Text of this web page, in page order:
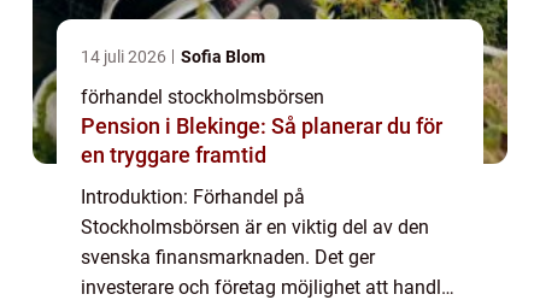
14 juli 2026 Sofia Blom
förhandel stockholmsbörsen
Pension i Blekinge: Så planerar du för
en tryggare framtid
Introduktion: Förhandel på
Stockholmsbörsen är en viktig del av den
svenska finansmarknaden. Det ger
investerare och företag möjlighet att handla